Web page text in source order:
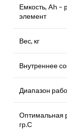
Емкость, Ah –
элемент
Вес, кг
Внутреннее
Диапазон
Оптимальная
гр.С